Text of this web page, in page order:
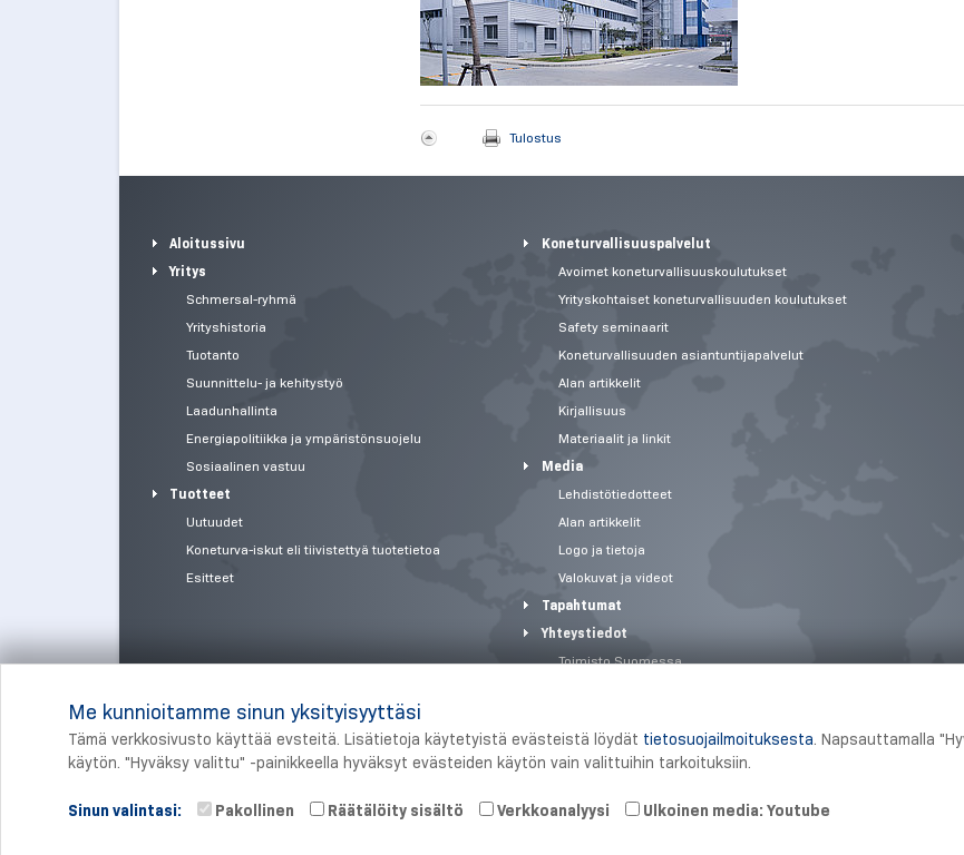
Tulostus
Aloitussivu
Yritys
Schmersal-ryhmä
Yrityshistoria
Tuotanto
Suunnittelu- ja kehitystyö
Laadunhallinta
Energiapolitiikka ja ympäristönsuojelu
Sosiaalinen vastuu
Tuotteet
Uutuudet
Koneturva-iskut eli tiivistettyä tuotetietoa
Esitteet
Koneturvallisuuspalvelut
Avoimet koneturvallisuuskoulutukset
Yrityskohtaiset koneturvallisuuden koulutukset
Safety seminaarit
Koneturvallisuuden asiantuntijapalvelut
Alan artikkelit
Kirjallisuus
Materiaalit ja linkit
Media
Lehdistötiedotteet
Alan artikkelit
Logo ja tietoja
Valokuvat ja videot
Tapahtumat
Yhteystiedot
Toimisto Suomessa
Ajankohtaista
Me kunnioitamme sinun yksityisyyttäsi
Tämä verkkosivusto käyttää evsteitä. Lisätietoja käytetyistä evästeistä löydät tietosuojailmoituksesta. Napsauttamalla
käytön. "Hyväksy valittu" -painikkeella hyväksyt evästeiden käytön vain valittuihin tarkoituksiin.
Sinun valintasi: Pakollinen Räätälöity sisältö Verkkoanalyysi Ulkoinen media: Youtube